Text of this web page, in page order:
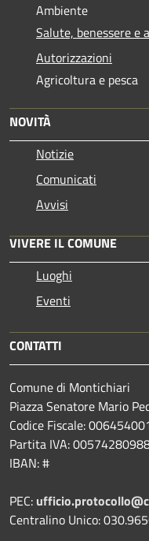
Ambiente
Salute, benessere e
Autorizzazioni
Agricoltura e pesca
NOVITÀ
Notizie
Comunicati
Avvisi
VIVERE IL COMUNE
Luoghi
Eventi
CONTATTI
Comune di Montichiari
Piazza Senatore Mario
Codice Fiscale:
Partita IVA:
IBAN: #
PEC:
Centralino Unico: